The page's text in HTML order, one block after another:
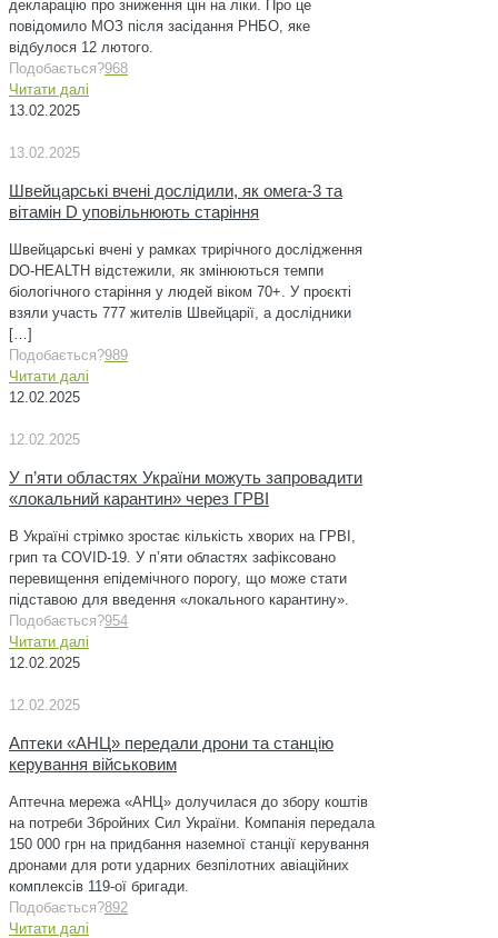
декларацію про зниження цін на ліки. Про це
повідомило МОЗ після засідання РНБО, яке
відбулося 12 лютого.
Подобається?968
Читати далі
13.02.2025
13.02.2025
Швейцарські вчені дослідили, як омега-3 та
вітамін D уповільнюють старіння
Швейцарські вчені у рамках трирічного дослідження
DO-HEALTH відстежили, як змінюються темпи
біологічного старіння у людей віком 70+. У проєкті
взяли участь 777 жителів Швейцарії, а дослідники
[…]
Подобається?989
Читати далі
12.02.2025
12.02.2025
У п’яти областях України можуть запровадити
«локальний карантин» через ГРВІ
В Україні стрімко зростає кількість хворих на ГРВІ,
грип та COVID-19. У п’яти областях зафіксовано
перевищення епідемічного порогу, що може стати
підставою для введення «локального карантину».
Подобається?954
Читати далі
12.02.2025
12.02.2025
Аптеки «АНЦ» передали дрони та станцію
керування військовим
Аптечна мережа «АНЦ» долучилася до збору коштів
на потреби Збройних Сил України. Компанія передала
150 000 грн на придбання наземної станції керування
дронами для роти ударних безпілотних авіаційних
комплексів 119-ої бригади.
Подобається?892
Читати далі